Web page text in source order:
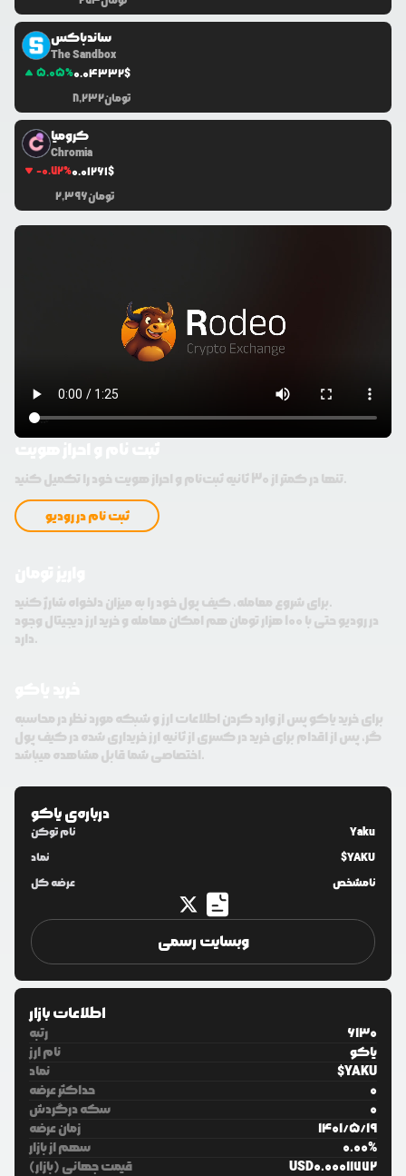
ساندباکس
The Sandbox
5.05%0.04332$
8,232تومان
کرومیا
Chromia
-0.72%0.01261$
2,396تومان
تنها در کمتر از 30 ثانیه ثبت‌نام و احراز هویت خود را تکمیل کنید.
ثبت نام در رودیو
برای شروع معامله، کیف پول خود را به میزان دلخواه شارژ کنید.
در رودیو حتی با 100 هزار تومان هم امکان معامله و خرید ارز دیجیتال وجود
دارد.
برای خرید یاکو پس از وارد کردن اطلاعات ارز و شبکه مورد نظر در محاسبه
گر، پس از اقدام برای خرید در کسری از ثانیه ارز خریداری شده در کیف پول
اختصاصی شما قابل مشاهده میباشد.
درباره‌ییاکو
نام توکن
Yaku
نماد
$YAKU
عرضه کل
نامشخص
وبسایت رسمی
اطلاعات بازار
رتبه
6130
نام ارز
یاکو
نماد
$YAKU
حداکثر عرضه
0
سکه درگردش
0
زمان عرضه
1401/5/19
سهم از بازار
0.00%
قیمت جهانی (بازار)
USD0.00011772